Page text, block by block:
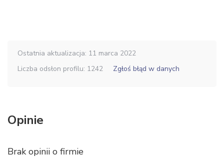
Ostatnia aktualizacja: 11 marca 2022
Liczba odsłon profilu: 1242
Zgłoś błąd w danych
Opinie
Brak opinii o firmie